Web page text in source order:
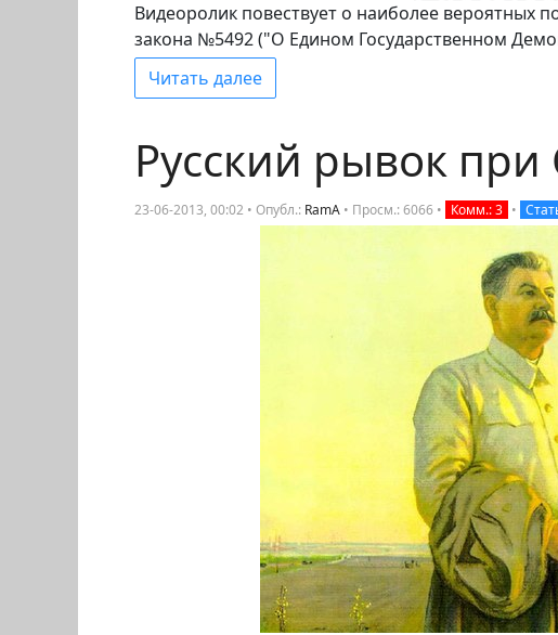
Видеоролик повествует о наиболее вероятных
закона №5492 ("О Едином Государственном
Читать далее
Русский рывок при
23-06-2013, 00:02 • Опубл.: RamA • Просм.: 6066 • Комм.: 3 •